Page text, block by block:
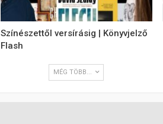
Színészettől versírásig | Könyvjelző
Flash
MÉG TÖBB...